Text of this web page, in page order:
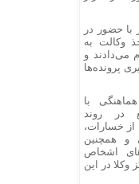
با حضور در
وکالت به
می‌دادند و
پرونده‌ها
با
در روند
خسارات،
و همچنین
اشخاص
در این